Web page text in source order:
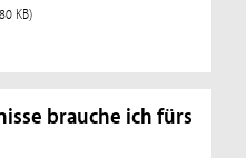
KB)
brauche ich fürs